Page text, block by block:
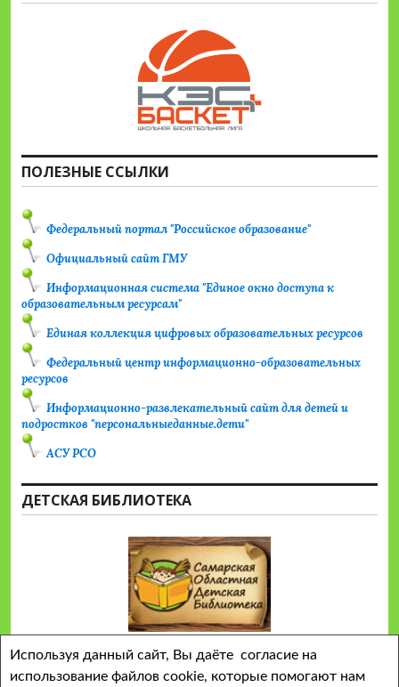
ПОЛЕЗНЫЕ ССЫЛКИ
Федеральный портал "Российское образование"
Официальный сайт ГМУ
Информационная система "Единое окно доступа к
образовательным ресурсам"
Единая коллекция цифровых образовательных ресурсов
Федеральный центр информационно-образовательных
ресурсов
Информационно-развлекательный сайт для детей и
подростков "персональныеданные.дети"
АСУ РСО
ДЕТСКАЯ БИБЛИОТЕКА
Используя данный сайт, Вы даёте согласие на
использование файлов cookie, которые помогают нам